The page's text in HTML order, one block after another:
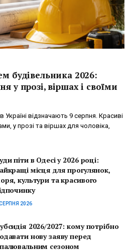
будівельника 2026:
у прозі, віршах і своїми
Україні відзначають 9 серпня. Красиві
у прозі та віршах для чоловіка,
піти в Одесі у 2026 році:
місця для прогулянок,
культури та красивого
2026
2026/2027: кому потрібно
нову заяву перед
сезоном